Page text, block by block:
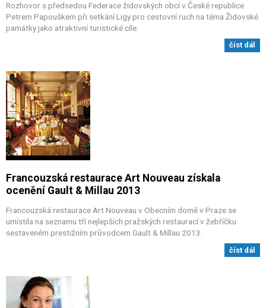
Rozhovor s předsedou Federace židovských obcí v České republice
Petrem Papouškem při setkání Ligy pro cestovní ruch na téma Židovské
památky jako atraktivní turistické cíle.
číst dál
Francouzská restaurace Art Nouveau získala
ocenění Gault & Millau 2013
Francouzská restaurace Art Nouveau v Obecním domě v Praze se
umístila na seznamu tří nejlepších pražských restaurací v žebříčku
sestaveném prestižním průvodcem Gault & Millau 2013.
číst dál